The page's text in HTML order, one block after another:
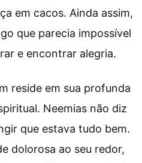
em cacos. Ainda assim,
que parecia impossível
e encontrar alegria.
reside em sua profunda
Neemias não diz
que estava tudo bem.
dolorosa ao seu redor,